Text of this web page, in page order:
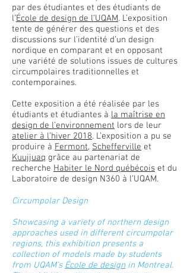
par des étudiantes et des étudiants de
l’École de design de l’UQAM. L’exposition
tente de générer des questions et des
discussions sur l’identité d’un design
nordique en comparant et en opposant
une variété de solutions issues de cultures
circumpolaires traditionnelles et
contemporaines.
Cette exposition a été réalisée par les
étudiants et étudiantes à la maîtrise en
design de l’environnement lors de leur
atelier à l’hiver 2018. L’exposition a pu se
produire à Fermont, Schefferville et
Kuujjuaq grâce au partenariat de
recherche Habiter le Nord québécois et du
Laboratoire de design N360 à l’UQAM.
Circumpolar Design
Showcasing a variety of northern design
approaches used in different circumpolar
regions, this exhibition presents a
collection of models made by students
from UQAM’s École de design in Montreal.